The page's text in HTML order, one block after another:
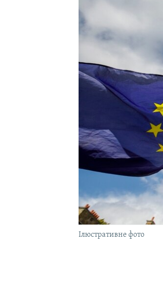
УКРАЇНСЬКА ПРОБЛЕМА КРИМУ
Ілюстративне фото